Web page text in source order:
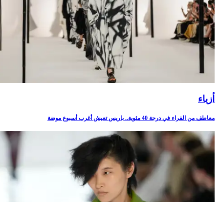
أزياء
معاطف من الفراء في درجة 40 مئوية.. باريس تعيش أغرب أسبوع موضة